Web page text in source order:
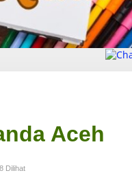
Aceh
Dilihat